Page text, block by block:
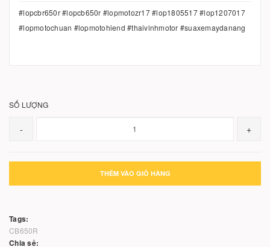
#lopcbr650r #lopcb650r #lopmotozr17 #lop1805517 #lop1207017
#lopmotochuan #lopmotohiend #thaivinhmotor #suaxemaydanang
SỐ LƯỢNG
- +
THÊM VÀO GIỎ HÀNG
Tags:
CB650R
Chia sẻ: